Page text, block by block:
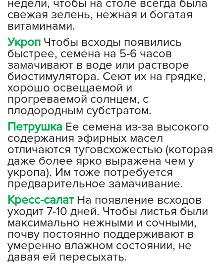
недели, чтобы на столе всегда была
свежая зелень, нежная и богатая
витаминами.
Укроп Чтобы всходы появились
быстрее, семена на 5-6 часов
замачивают в воде или растворе
биостимулятора. Сеют их на грядке,
хорошо освещаемой и
прогреваемой солнцем, с
плодородным субстратом.
Петрушка Ее семена из-за высокого
содержания эфирных масел
отличаются туговсхожестью (которая
даже более ярко выражена чем у
укропа). Им тоже потребуется
предварительное замачивание.
Кресс-салат На появление всходов
уходит 7-10 дней. Чтобы листья были
максимально нежными и сочными,
почву постоянно поддерживают в
умеренно влажном состоянии, не
давая ей пересыхать.